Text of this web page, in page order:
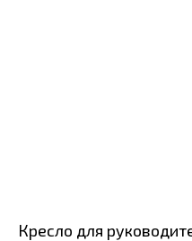
Кресло для